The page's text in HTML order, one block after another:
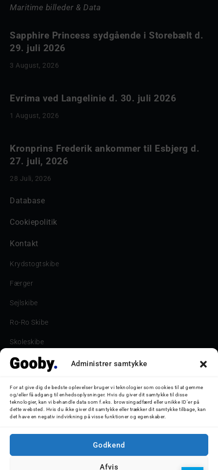
Administrer samtykke
For at give dig de bedste oplevelser bruger vi teknologier som cookies til at gemme
og/eller få adgang til enhedsoplysninger. Hvis du giver dit samtykke til disse
teknologier, kan vi behandle data som f.eks. browsingadfærd eller unikke ID'er på
dette websted. Hvis du ikke giver dit samtykke eller trækker dit samtykke tilbage, kan
det have en negativ indvirkning på visse funktioner og egenskaber.
Godkend
Afvis
Maritime billeder & Data
Sapphire Princess sydgående i Storebælt d.
29. juli 2026
3 August, 2026
Evrima ved Langelinie d. 30. juli 2026
1 August, 2026
Kronprins Frederik ankommer til Esbjerg d.
27. juli, 2026
28 Juli, 2026
Database
Cookiepolitik
Kontakt
Krydstogtskibe
Færger
Sejlskibe
Ro-Ro Skibe
Skoleskibe
Havne & Turbåde samt restaurantionsskibe
Bilskib
Storebæltsbroen